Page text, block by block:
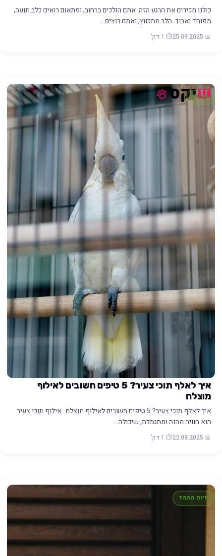
כולנו מכירים את הרגע הזה: אתם הולכים ברחוב, ופתאום רואים כלב תועה,
מפוחד ואבוד. הלב מתכווץ, ואתם רוצים…
📅 25.09.2025 ⏱️ 1 דק'
מעניין
איך לאלף תוכי צעיר? 5 טיפים חשובים לאילוף
מוצלח
איך לאלף תוכי צעיר? 5 טיפים חשובים לאילוף מוצלח אילוף תוכי צעיר
הוא חוויה מהנה ומתגמלת, שיכולה…
📅 22.08.2025 ⏱️ 1 דק'
חיות מחמד